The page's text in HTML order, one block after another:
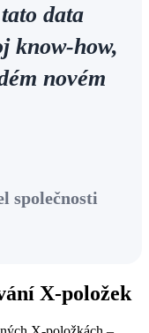
data
know-how,
novém
společnosti
X-položek